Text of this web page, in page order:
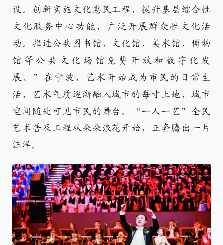
设。创新实施文化惠民工程，提升基层综合性
文化服务中心功能，广泛开展群众性文化活
动。推进公共图书馆、文化馆、美术馆、博物
馆等公共文化场馆免费开放和数字化发
展。”在宁波，艺术开始成为市民的日常生
活，艺术气质逐渐融入城市的每寸土地，城市
空间随处可见市民的舞台。“一人一艺”全民
艺术普及工程从朵朵浪花开始，正奔腾出一片
汪洋。